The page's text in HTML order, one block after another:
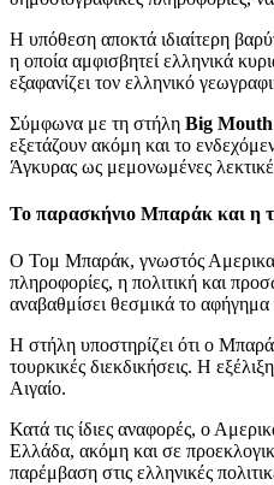
Η υπόθεση αποκτά ιδιαίτερη
η οποία αμφισβητεί ελληνικά
εξαφανίζει τον ελληνικό
Σύμφωνα με τη στήλη Big Mouth
εξετάζουν ακόμη και το
Άγκυρας ως μεμονωμένες
Το παρασκήνιο Μπαράκ και η
Ο Τομ Μπαράκ, γνωστός
πληροφορίες, η πολιτική και
αναβαθμίσει θεσμικά το αφήγημα
Η στήλη υποστηρίζει ότι ο
τουρκικές διεκδικήσεις. Η
Αιγαίο.
Κατά τις ίδιες αναφορές, ο
Ελλάδα, ακόμη και σε
παρέμβαση στις ελληνικές